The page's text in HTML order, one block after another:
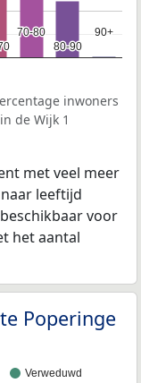
70-80
70-80
80-90
80-90
90+
90+
inwoners
de Wijk 1
met veel meer
leeftijd
voor
het aantal
Poperinge
Verweduwd